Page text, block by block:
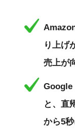
り上げ
売上が
Google
と、直
から5